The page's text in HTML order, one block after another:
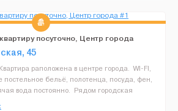
посуточно, Центр города
45
раположена в центре города. WI-FI,
постельное бельё, полотенца, посуда, фен,
вода постоянно. Рядом городская